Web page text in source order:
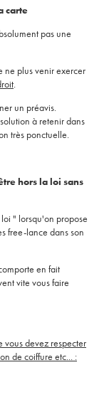
carte
pas une
ne plus venir exercer
.
un préavis.
à retenir dans
très ponctuelle.
hors la loi sans
" lorsqu'on propose
free-lance dans son
en fait
vite vous faire
vous devez respecter
de coiffure etc... :